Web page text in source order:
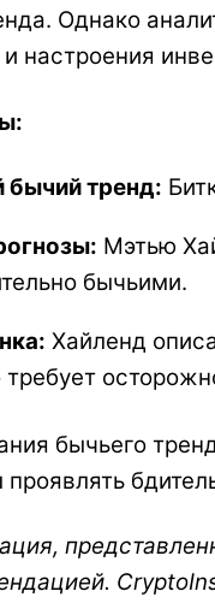
Однако
настроения
бычий тренд:
Мэтью
бычьими.
Хайленд
требует
бычьего